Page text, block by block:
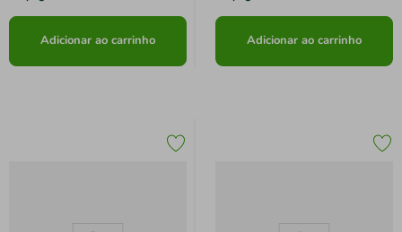
Adicionar ao carrinho Adicionar ao carrinho